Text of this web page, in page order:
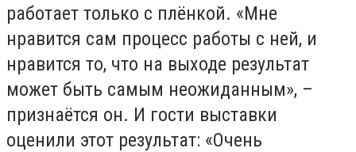
работает только с плёнкой. «Мне
нравится сам процесс работы с ней, и
нравится то, что на выходе результат
может быть самым неожиданным», –
признаётся он. И гости выставки
оценили этот результат: «Очень